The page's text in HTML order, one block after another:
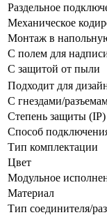
Раздельное
Механическое
Монтаж в
С полем для
С защитой от пыли
Подходит для
С гнездами/
Степень защиты (IP)
Способ
Тип комплектации
Цвет
Модульное
Материал
Тип соединителя/